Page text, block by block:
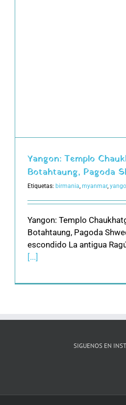
Yangon: Templo
Botahtaung, Pagoda
Etiquetas: birmania, myanmar,
Yangon: Templo
Botahtaung, Pagoda
escondido La antigua
[...]
SIGUENOS EN